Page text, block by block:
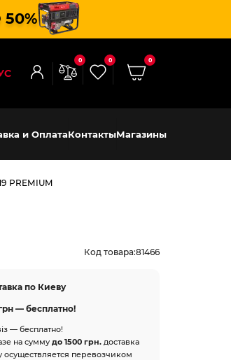
0 0 0
и ОплатаКонтактыМагазины
PREMIUM
Код товара:81466
по Киеву
— бесплатно!
— бесплатно!
на суммудо 1500 грн. доставка
осуществляется перевозчиком